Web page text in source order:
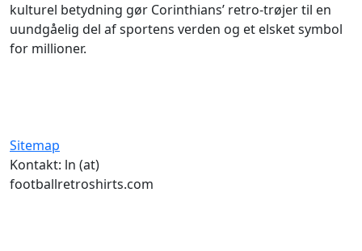
kulturel betydning gør Corinthians’ retro-trøjer til en
uundgåelig del af sportens verden og et elsket symbol
for millioner.
Sitemap
Kontakt: ln (at)
footballretroshirts.com